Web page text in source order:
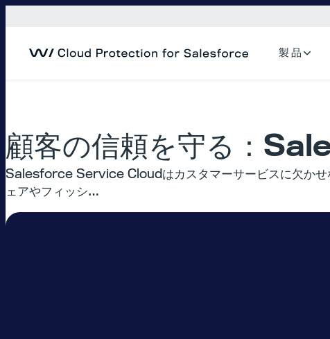
製 品
顧客の信頼を守る：
Salesforce Service Cloudはカスタマーサービスに欠かせ
ェアやフィッシ…